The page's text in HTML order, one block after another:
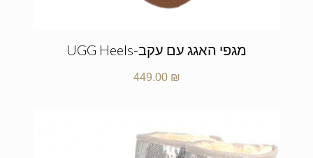
מגפי האגג עם עקב-UGG Heels
449.00 ₪